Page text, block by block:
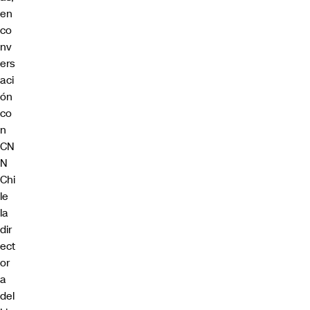
en
co
nv
ers
aci
ón
co
n
CN
N
Chi
le
la
dir
ect
or
a
del